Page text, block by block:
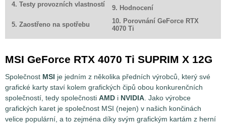
4. Testy provozních vlastností
9. Hodnocení
5. Zaostřeno na spotřebu
10. Porovnání GeForce RTX
4070 Ti
MSI GeForce RTX 4070 Ti SUPRIM X 12G
Společnost MSI je jedním z několika předních výrobců, který své
grafické karty staví kolem grafických čipů obou konkurenčních
společností, tedy společnosti AMD i NVIDIA. Jako výrobce
grafických karet je společnost MSI (nejen) v našich končinách
velice populární, a to zejména díky svým grafickým kartám z herní